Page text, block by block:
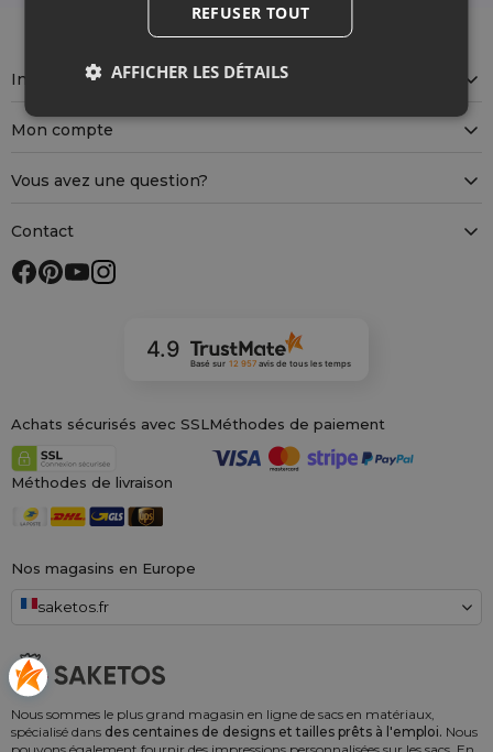
Nous sommes le plus grand magasin en ligne de sacs en matériaux,
spécialisé dans des centaines de designs et tailles prêts à l'emploi. Nous
Nos magasins en Europe
saketos.fr
Information
Mon compte
Vous avez une question?
Contact
4.9
Basé sur 12 957 avisde tous les temps
Achats sécurisés avec SSL Méthodes de paiement
Méthodes de livraison
REFUSER TOUT
AFFICHER LES DÉTAILS